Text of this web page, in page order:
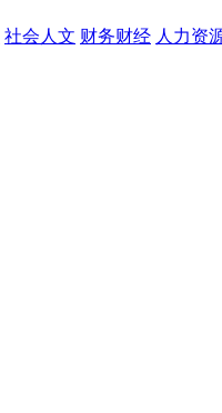
社会人文 财务财经 人力资